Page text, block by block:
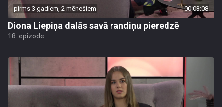
pirms 3 gadiem, 2 mēnešiem 00:03:08
Diona Liepiņa dalās savā randiņu pieredzē
18. epizode